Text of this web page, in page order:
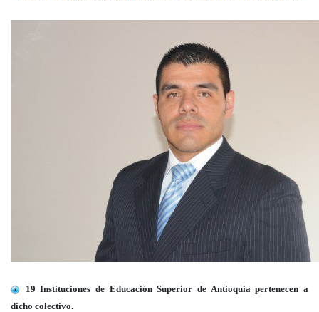
19 Instituciones de Educación Superior de Antioquia pertenecen a
dicho colectivo.